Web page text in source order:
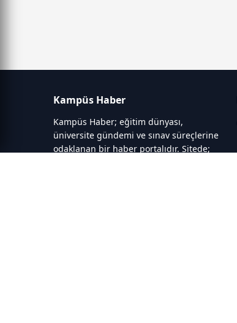
Kampüs Haber
Kampüs Haber; eğitim dünyası,
üniversite gündemi ve sınav süreçlerine
odaklanan bir haber portalıdır. Sitede;